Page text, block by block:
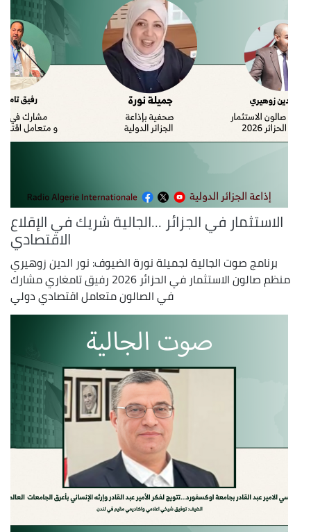
الاستثمار في الجزائر ...الجالية شريك في الإقلاع
الاقتصادي
برنامج صوت الجالية لجميلة نورة الضيوف: نور الدين زوهيري
منظم صالون الاستثمار في الحزائر 2026 رفيق تامغاري مشارك
في الصالون متعامل اقتصادي دولي